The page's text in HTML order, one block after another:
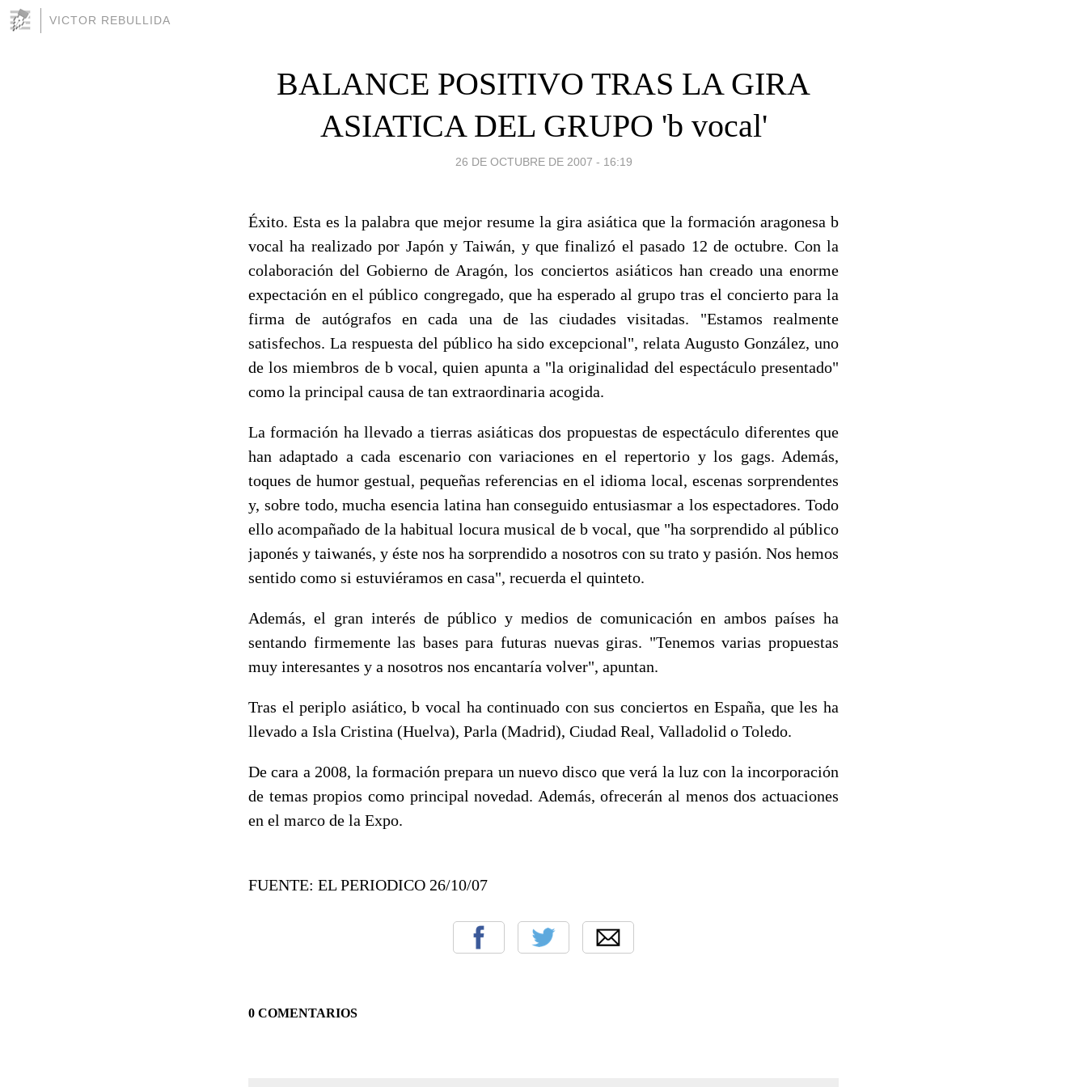
VICTOR REBULLIDA
BALANCE POSITIVO TRAS LA GIRA
ASIATICA DEL GRUPO 'b vocal'
26 DE OCTUBRE DE 2007 - 16:19
Éxito. Esta es la palabra que mejor resume la gira asiática que la formación aragonesa b
vocal ha realizado por Japón y Taiwán, y que finalizó el pasado 12 de octubre. Con la
colaboración del Gobierno de Aragón, los conciertos asiáticos han creado una enorme
expectación en el público congregado, que ha esperado al grupo tras el concierto para la
firma de autógrafos en cada una de las ciudades visitadas. "Estamos realmente
satisfechos. La respuesta del público ha sido excepcional", relata Augusto González, uno
de los miembros de b vocal, quien apunta a "la originalidad del espectáculo presentado"
como la principal causa de tan extraordinaria acogida.
La formación ha llevado a tierras asiáticas dos propuestas de espectáculo diferentes que
han adaptado a cada escenario con variaciones en el repertorio y los gags. Además,
toques de humor gestual, pequeñas referencias en el idioma local, escenas sorprendentes
y, sobre todo, mucha esencia latina han conseguido entusiasmar a los espectadores. Todo
ello acompañado de la habitual locura musical de b vocal, que "ha sorprendido al público
japonés y taiwanés, y éste nos ha sorprendido a nosotros con su trato y pasión. Nos hemos
sentido como si estuviéramos en casa", recuerda el quinteto.
Además, el gran interés de público y medios de comunicación en ambos países ha
sentando firmemente las bases para futuras nuevas giras. "Tenemos varias propuestas
muy interesantes y a nosotros nos encantaría volver", apuntan.
Tras el periplo asiático, b vocal ha continuado con sus conciertos en España, que les ha
llevado a Isla Cristina (Huelva), Parla (Madrid), Ciudad Real, Valladolid o Toledo.
De cara a 2008, la formación prepara un nuevo disco que verá la luz con la incorporación
de temas propios como principal novedad. Además, ofrecerán al menos dos actuaciones
en el marco de la Expo.
FUENTE: EL PERIODICO 26/10/07
0 COMENTARIOS